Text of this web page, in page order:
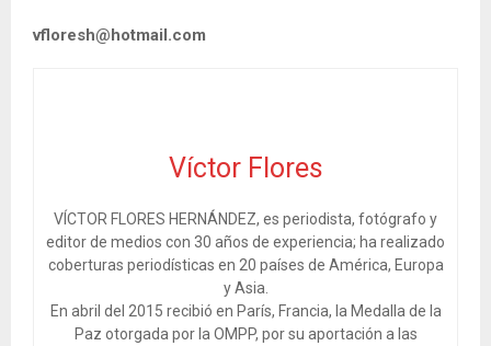
vfloresh@hotmail.com
Víctor Flores
VÍCTOR FLORES HERNÁNDEZ, es periodista, fotógrafo y
editor de medios con 30 años de experiencia; ha realizado
coberturas periodísticas en 20 países de América, Europa
y Asia.
En abril del 2015 recibió en París, Francia, la Medalla de la
Paz otorgada por la OMPP, por su aportación a las